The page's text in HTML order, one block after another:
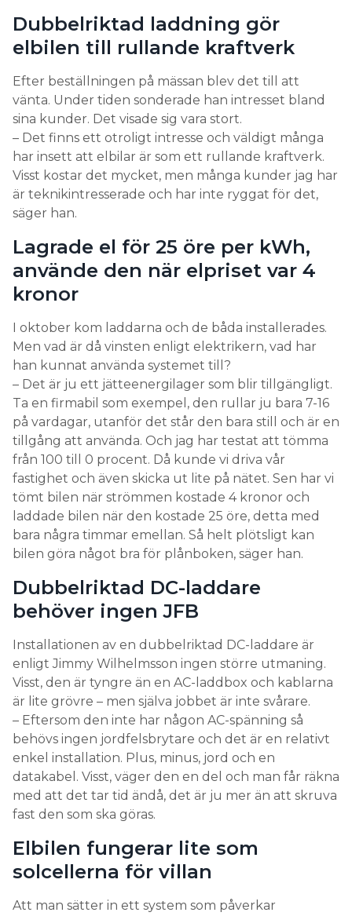
Dubbelriktad laddning gör
elbilen till rullande kraftverk
Efter beställningen på mässan blev det till att
vänta. Under tiden sonderade han intresset bland
sina kunder. Det visade sig vara stort.
– Det finns ett otroligt intresse och väldigt många
har insett att elbilar är som ett rullande kraftverk.
Visst kostar det mycket, men många kunder jag har
är teknikintresserade och har inte ryggat för det,
säger han.
Lagrade el för 25 öre per kWh,
använde den när elpriset var 4
kronor
I oktober kom laddarna och de båda installerades.
Men vad är då vinsten enligt elektrikern, vad har
han kunnat använda systemet till?
– Det är ju ett jätteenergilager som blir tillgängligt.
Ta en firmabil som exempel, den rullar ju bara 7-16
på vardagar, utanför det står den bara still och är en
tillgång att använda. Och jag har testat att tömma
från 100 till 0 procent. Då kunde vi driva vår
fastighet och även skicka ut lite på nätet. Sen har vi
tömt bilen när strömmen kostade 4 kronor och
laddade bilen när den kostade 25 öre, detta med
bara några timmar emellan. Så helt plötsligt kan
bilen göra något bra för plånboken, säger han.
Dubbelriktad DC-laddare
behöver ingen JFB
Installationen av en dubbelriktad DC-laddare är
enligt Jimmy Wilhelmsson ingen större utmaning.
Visst, den är tyngre än en AC-laddbox och kablarna
är lite grövre – men själva jobbet är inte svårare.
– Eftersom den inte har någon AC-spänning så
behövs ingen jordfelsbrytare och det är en relativt
enkel installation. Plus, minus, jord och en
datakabel. Visst, väger den en del och man får räkna
med att det tar tid ändå, det är ju mer än att skruva
fast den som ska göras.
Elbilen fungerar lite som
solcellerna för villan
Att man sätter in ett system som påverkar